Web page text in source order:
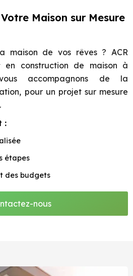
Maison sur Mesure
maison de vos rêves ? ACR
en construction de maison à
accompagnons de la
pour un projet sur mesure
:
étapes
des budgets
nous